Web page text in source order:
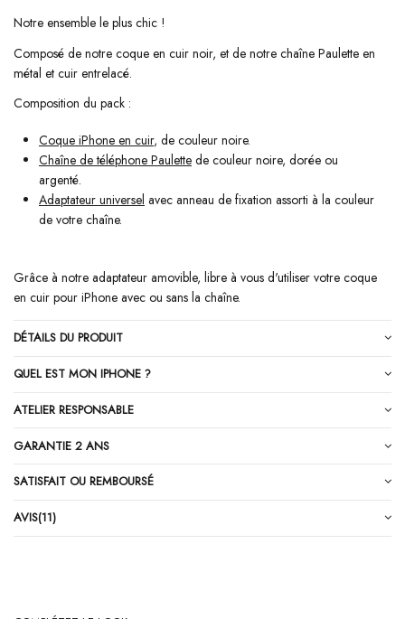
Notre ensemble le plus chic !
Composé de notre coque en cuir noir, et de notre chaîne Paulette en
métal et cuir entrelacé.
Composition du pack :
Coque iPhone en cuir, de couleur noire.
Chaîne de téléphone Paulette de couleur noire, dorée ou
argenté.
Adaptateur universel avec anneau de fixation assorti à la couleur
de votre chaîne.
Grâce à notre adaptateur amovible, libre à vous d'utiliser votre coque
en cuir pour iPhone avec ou sans la chaîne.
DÉTAILS DU PRODUIT
QUEL EST MON IPHONE ?
ATELIER RESPONSABLE
GARANTIE 2 ANS
SATISFAIT OU REMBOURSÉ
AVIS(11)